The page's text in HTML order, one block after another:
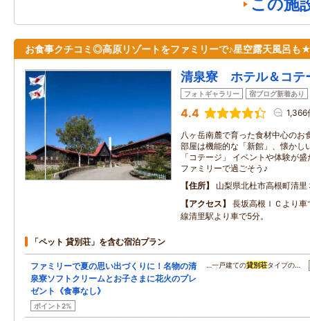
この施
お食事クチコミ◎高原リゾートをファミリーで♪星空露天風呂も
清泉寮 ホテル＆コテ
フォトギャラリー 宿ブログ新着あり
4.4 1,366
八ヶ岳南麓で育った食材中心の
部屋は機能的な「新館」、懐かし
「コテージ」 イベントや体験が
ファミリーで過ごそう♪
住所
山梨県北杜市高根町清里
アクセス
長坂高根ＩＣより
線清里駅より車で5分。
「ペット 貸別荘」を含む宿泊プラン
ファミリーで夏の思い出づくりに！名物の清
泉寮ソフトクリームとお子さまに花火のプレ
ゼント《食事なし》
ポイント2%
…一戸建ての貸別荘タイプの…